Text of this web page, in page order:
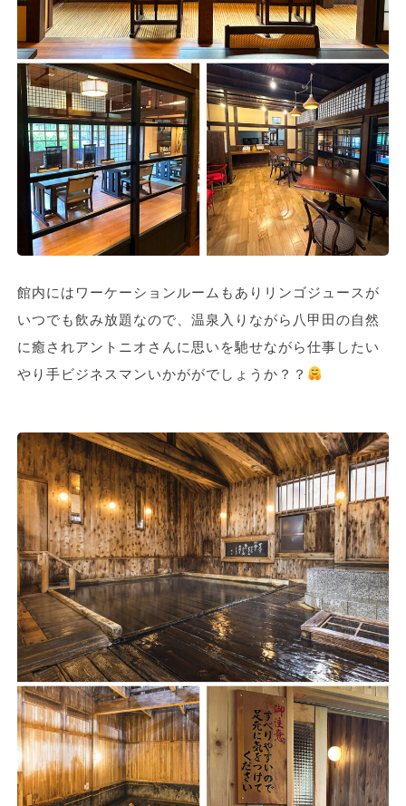
館内にはワーケーションルームもありリンゴジュースが
いつでも飲み放題なので、温泉入りながら八甲田の自然
に癒されアントニオさんに思いを馳せながら仕事したい
やり手ビジネスマンいかががでしょうか？？